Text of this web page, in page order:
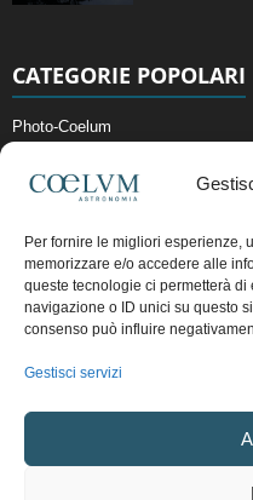
Per fornire le migliori esperienze,
memorizzare e/o accedere alle
queste tecnologie ci permetterà
navigazione o ID unici su questo
consenso può influire
Gestisci servizi
CATEGORIE POPOLARI
Photo-Coelum
News di Astronomia
Cielo del Mese
Astronomia, Astrofisica e
Articoli e Risorse On-Line
Copyright © 1997 -